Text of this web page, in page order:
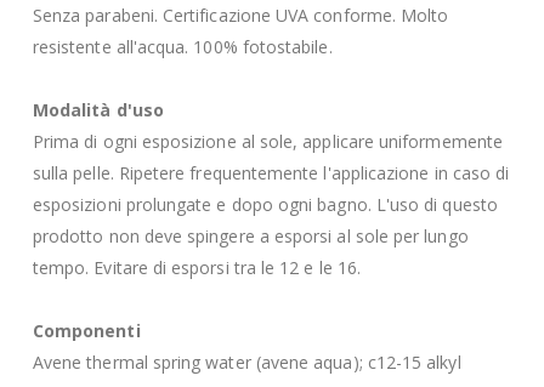
Senza parabeni. Certificazione UVA conforme. Molto
resistente all'acqua. 100% fotostabile.
Modalità d'uso
Prima di ogni esposizione al sole, applicare uniformemente
sulla pelle. Ripetere frequentemente l'applicazione in caso di
esposizioni prolungate e dopo ogni bagno. L'uso di questo
prodotto non deve spingere a esporsi al sole per lungo
tempo. Evitare di esporsi tra le 12 e le 16.
Componenti
Avene thermal spring water (avene aqua); c12-15 alkyl